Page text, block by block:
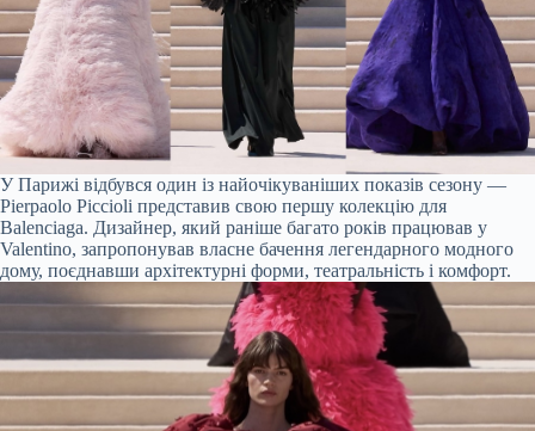
У Парижі відбувся один із найочікуваніших показів сезону —
Pierpaolo Piccioli представив свою першу колекцію для
Balenciaga. Дизайнер, який раніше багато років працював у
Valentino, запропонував власне бачення легендарного модного
дому, поєднавши архітектурні форми, театральність і комфорт.